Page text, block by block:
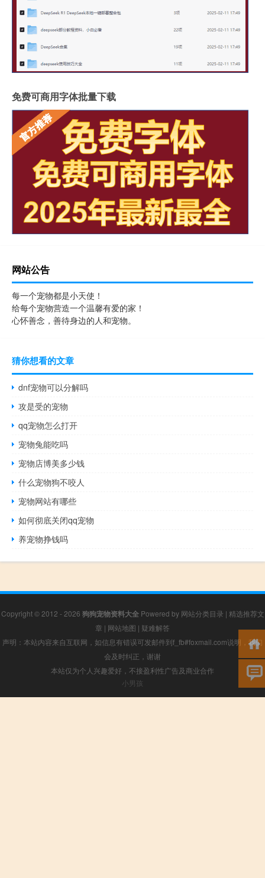
免费可商用字体批量下载
网站公告
每一个宠物都是小天使！
给每个宠物营造一个温馨有爱的家！
心怀善念，善待身边的人和宠物。
猜你想看的文章
dnf宠物可以分解吗
攻是受的宠物
qq宠物怎么打开
宠物兔能吃吗
宠物店博美多少钱
什么宠物狗不咬人
宠物网站有哪些
如何彻底关闭qq宠物
养宠物挣钱吗
Copyright © 2012 - 2026 狗狗宠物资料大全Powered by 网站分类目录 | 精选推荐文
章 | 网站地图 | 疑难解答
声明：本站内容来自互联网，如信息有错误可发邮件到f_fb#foxmail.com说明，我们
会及时纠正，谢谢
本站仅为个人兴趣爱好，不接盈利性广告及商业合作
小男孩